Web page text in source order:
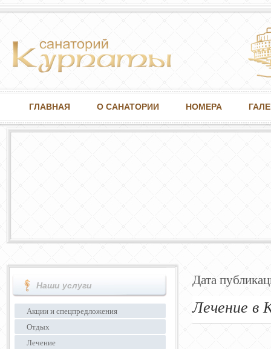
ГЛАВНАЯ О САНАТОРИИ НОМЕРА
Дата
Лечение в
Наши услуги
Акции и спецпредложения
Отдых
Лечение